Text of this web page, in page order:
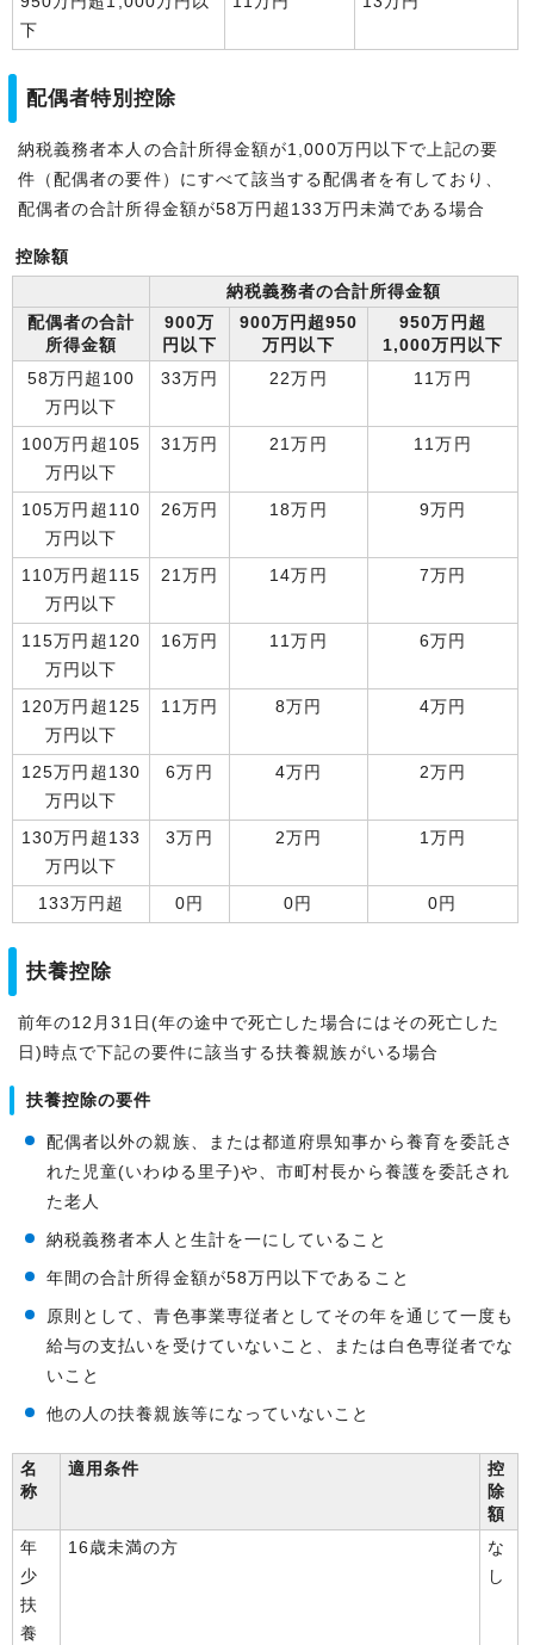
下
配偶者特別控除
納税義務者本人の合計所得金額が1,000万円以下で上記の要
件（配偶者の要件）にすべて該当する配偶者を有しており、
配偶者の合計所得金額が58万円超133万円未満である場合
控除額
納税義務者の合計所得金額
配偶者の合計
所得金額
900万
円以下
900万円超950
万円以下
950万円超
1,000万円以下
58万円超100
万円以下
33万円 22万円 11万円
100万円超105
万円以下
31万円 21万円 11万円
105万円超110
万円以下
26万円 18万円 9万円
110万円超115
万円以下
21万円 14万円 7万円
115万円超120
万円以下
16万円 11万円 6万円
120万円超125
万円以下
11万円 8万円 4万円
125万円超130
万円以下
6万円 4万円 2万円
130万円超133
万円以下
3万円 2万円 1万円
133万円超 0円 0円 0円
扶養控除
前年の12月31日(年の途中で死亡した場合にはその死亡した
日)時点で下記の要件に該当する扶養親族がいる場合
扶養控除の要件
配偶者以外の親族、または都道府県知事から養育を委託さ
れた児童(いわゆる里子)や、市町村長から養護を委託され
た老人
納税義務者本人と生計を一にしていること
年間の合計所得金額が58万円以下であること
原則として、青色事業専従者としてその年を通じて一度も
給与の支払いを受けていないこと、または白色専従者でな
いこと
他の人の扶養親族等になっていないこと
名
称
適用条件
控
除
額
年
少
扶
養
16歳未満の方
な
し